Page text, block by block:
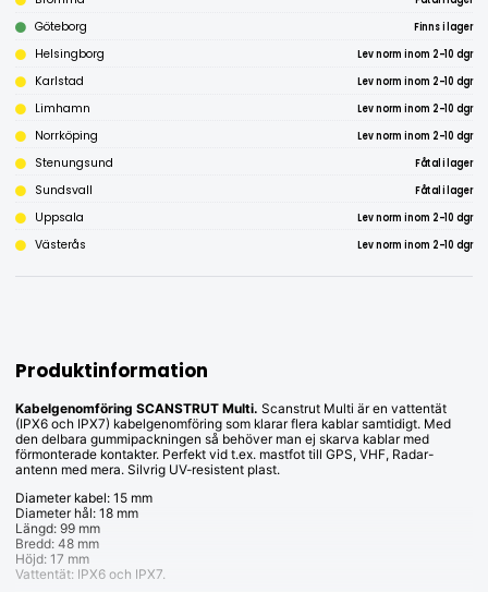
Göteborg Finns i lager
Helsingborg Lev norm inom 2-10 dgr
Karlstad Lev norm inom 2-10 dgr
Limhamn Lev norm inom 2-10 dgr
Norrköping Lev norm inom 2-10 dgr
Stenungsund Fåtal i lager
Sundsvall Fåtal i lager
Uppsala Lev norm inom 2-10 dgr
Västerås Lev norm inom 2-10 dgr
Produktinformation
Kabelgenomföring SCANSTRUT Multi. Scanstrut Multi är en vattentät
(IPX6 och IPX7) kabelgenomföring som klarar flera kablar samtidigt. Med
den delbara gummipackningen så behöver man ej skarva kablar med
förmonterade kontakter. Perfekt vid t.ex. mastfot till GPS, VHF, Radar-
antenn med mera. Silvrig UV-resistent plast.
Diameter kabel: 15 mm
Diameter hål: 18 mm
Längd: 99 mm
Bredd: 48 mm
Höjd: 17 mm
Vattentät: IPX6 och IPX7.